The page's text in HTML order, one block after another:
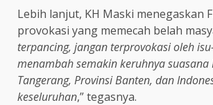
Lebih lanjut, KH Maski menegaskan
provokasi yang memecah belah
terpancing, jangan terprovokasi oleh
menambah semakin keruhnya suasana
Tangerang, Provinsi Banten, dan
keseluruhan,” tegasnya.